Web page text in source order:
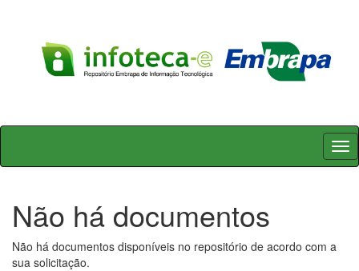
Skip
Não há documentos
Não há documentos disponíveis no repositório de acordo com a
sua solicitação.